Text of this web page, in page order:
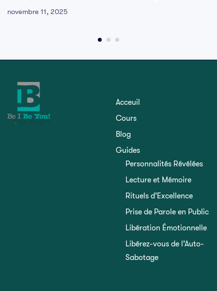
novembre 11, 2025
Acceuil
Cours
Blog
Guides
Personnalités Révélées
Lecture et Mémoire
Rituels d’Excellence
Prise de Parole en Public
Libération Émotionnelle
Libérez-vous de l’Auto-
Sabotage